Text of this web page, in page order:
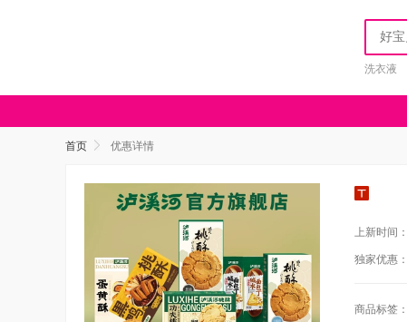
洗衣液
首页 优惠详情
上新时间：
独家优惠：
商品标签：